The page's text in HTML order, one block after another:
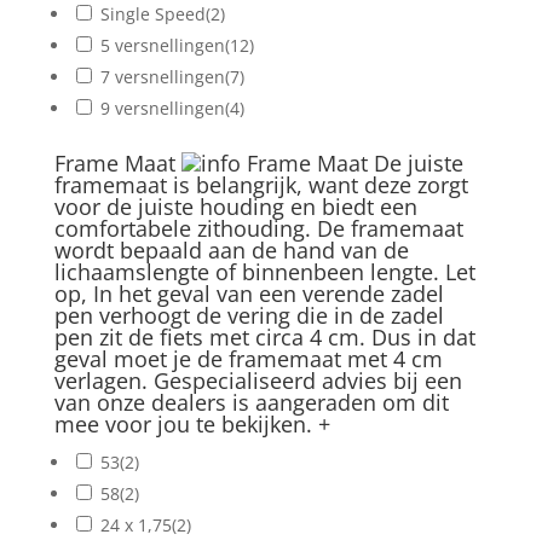
Single Speed(2)
5 versnellingen(12)
7 versnellingen(7)
9 versnellingen(4)
Frame Maat Frame Maat De juiste
framemaat is belangrijk, want deze zorgt
voor de juiste houding en biedt een
comfortabele zithouding. De framemaat
wordt bepaald aan de hand van de
lichaamslengte of binnenbeen lengte. Let
op, In het geval van een verende zadel
pen verhoogt de vering die in de zadel
pen zit de fiets met circa 4 cm. Dus in dat
geval moet je de framemaat met 4 cm
verlagen. Gespecialiseerd advies bij een
van onze dealers is aangeraden om dit
mee voor jou te bekijken. +
53(2)
58(2)
24 x 1,75(2)